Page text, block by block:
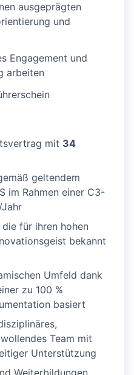
ausgeprägten
und
Engagement und
arbeiten
mit 34
geltendem
im Rahmen einer C3-
für ihren hohen
bekannt
Umfeld dank
zu 100 %
basiert
Team mit
Unterstützung